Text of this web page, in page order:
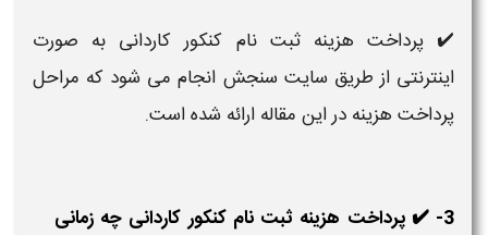
✔️ پرداخت هزینه ثبت نام کنکور کاردانی به صورت
اینترنتی از طریق سایت سنجش انجام می شود که مراحل
پرداخت هزینه در این مقاله ارائه شده است.
3- ✔️ پرداخت هزینه ثبت نام کنکور کاردانی چه زمانی